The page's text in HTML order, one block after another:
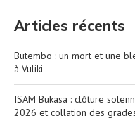
Articles récents
Butembo : un mort et une
à Vuliki
ISAM Bukasa : clôture
2026 et collation des